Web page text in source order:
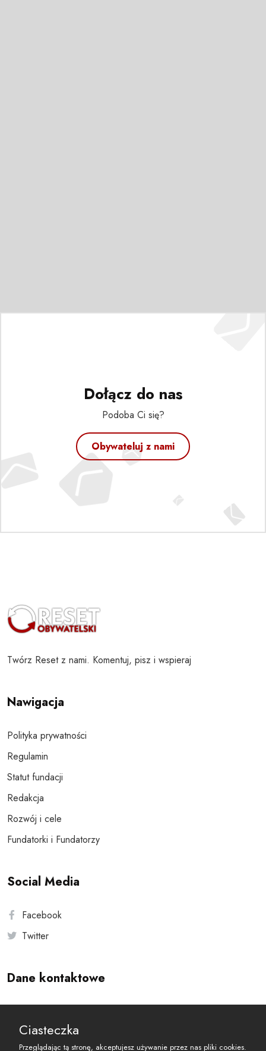
Dołącz do nas
Podoba Ci się?
Obywateluj z nami
Twórz Reset z nami. Komentuj, pisz i wspieraj
Nawigacja
Polityka prywatności
Regulamin
Statut fundacji
Redakcja
Rozwój i cele
Fundatorki i Fundatorzy
Social Media
Facebook
Twitter
Dane kontaktowe
reset@resetobywatelski.pl
Ciasteczka
Przeglądając tą stronę, akceptujesz używanie przez nas pliki cookies.